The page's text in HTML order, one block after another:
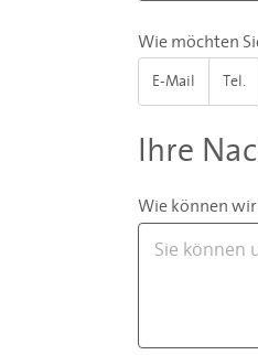
Wie möchten
E-Mail Tel.
Ihre
Wie können